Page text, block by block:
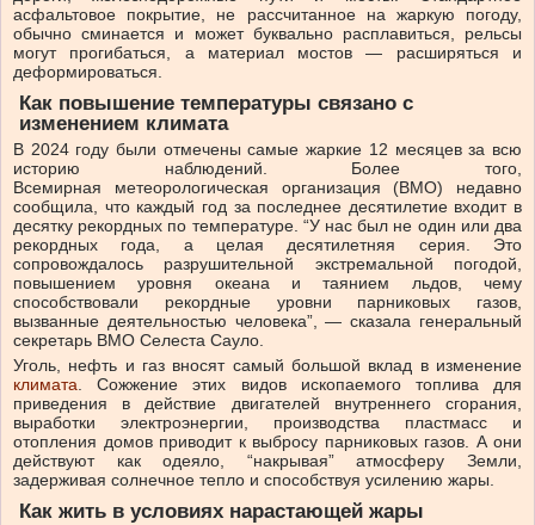
асфальтовое покрытие, не рассчитанное на жаркую погоду,
обычно сминается и может буквально расплавиться, рельсы
могут прогибаться, а материал мостов — расширяться и
деформироваться.
Как повышение температуры связано с
изменением климата
В 2024 году были отмечены самые жаркие 12 месяцев за всю
историю наблюдений. Более того,
Всемирная метеорологическая организация (ВМО) недавно
сообщила, что каждый год за последнее десятилетие входит в
десятку рекордных по температуре. “У нас был не один или два
рекордных года, а целая десятилетняя серия. Это
сопровождалось разрушительной экстремальной погодой,
повышением уровня океана и таянием льдов, чему
способствовали рекордные уровни парниковых газов,
вызванные деятельностью человека”, — сказала генеральный
секретарь ВМО Селеста Сауло.
Уголь, нефть и газ вносят самый большой вклад в изменение
климата . Сожжение этих видов ископаемого топлива для
приведения в действие двигателей внутреннего сгорания,
выработки электроэнергии, производства пластмасс и
отопления домов приводит к выбросу парниковых газов. А они
действуют как одеяло, “накрывая” атмосферу Земли,
задерживая солнечное тепло и способствуя усилению жары.
Как жить в условиях нарастающей жары